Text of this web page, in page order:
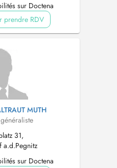
sur Doctena
prendre RDV
MUTH
31,
a.d.Pegnitz
sur Doctena